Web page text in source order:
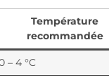
Température
recommandée
– 4 °C